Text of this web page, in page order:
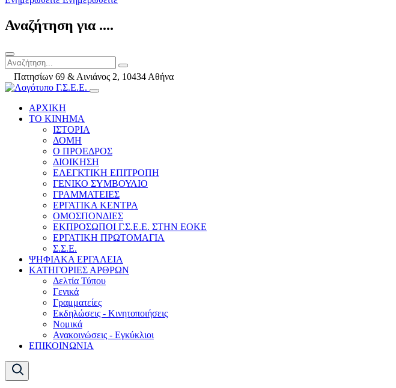
Αναζήτηση για ....
Πατησίων 69 & Αινιάνος 2, 10434 Αθήνα
ΑΡΧΙΚΗ
ΤΟ ΚΙΝΗΜΑ
ΙΣΤΟΡΙΑ
ΔΟΜΗ
Ο ΠΡΟΕΔΡΟΣ
ΔΙΟΙΚΗΣΗ
ΕΛΕΓΚΤΙΚΗ ΕΠΙΤΡΟΠΗ
ΓΕΝΙΚΟ ΣΥΜΒΟΥΛΙΟ
ΓΡΑΜΜΑΤΕΙΕΣ
ΕΡΓΑΤΙΚΑ ΚΕΝΤΡΑ
ΟΜΟΣΠΟΝΔΙΕΣ
ΕΚΠΡΟΣΩΠΟΙ Γ.Σ.Ε.Ε. ΣΤΗΝ ΕΟΚΕ
ΕΡΓΑΤΙΚΗ ΠΡΩΤΟΜΑΓΙΑ
Σ.Σ.Ε.
ΨΗΦΙΑΚΑ ΕΡΓΑΛΕΙΑ
ΚΑΤΗΓΟΡΙΕΣ ΑΡΘΡΩΝ
Δελτία Τύπου
Γενικά
Γραμματείες
Εκδηλώσεις - Κινητοποιήσεις
Νομικά
Ανακοινώσεις - Εγκύκλιοι
ΕΠΙΚΟΙΝΩΝΙΑ